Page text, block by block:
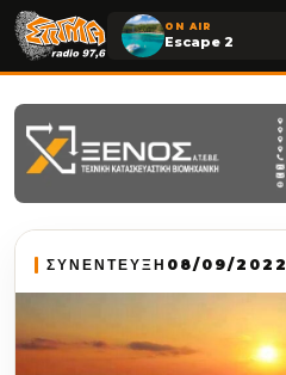
ON AIR
Escape 2
ΣΥΝΕΝΤΕΥΞΗ 08/09/2022